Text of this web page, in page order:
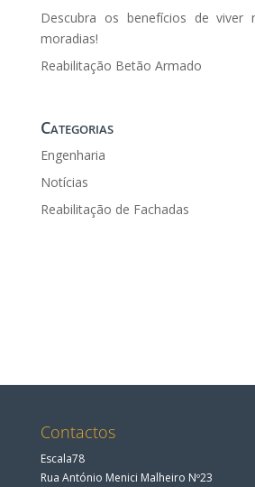
Descubra os benefícios de viver
moradias!
Reabilitação Betão Armado
Categorias
Engenharia
Notícias
Reabilitação de Fachadas
Contactos
Escala78
Rua António Menici Malheiro Nº23